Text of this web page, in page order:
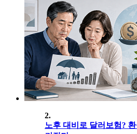
2.
노후 대비로 달러보험?